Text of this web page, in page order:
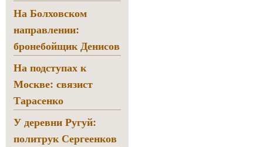
На Болховском
направлении:
бронебойщик Денисов
На подступах к
Москве: связист
Тарасенко
У деревни Ругуй:
политрук Сергеенков